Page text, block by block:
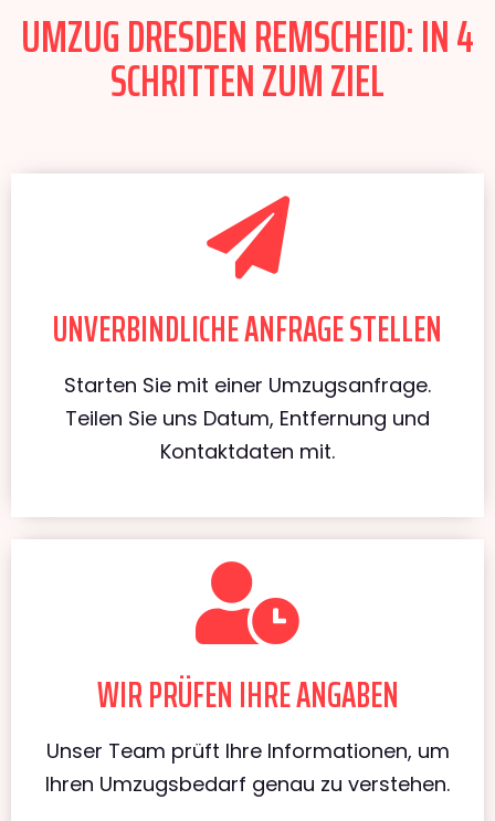
UMZUG DRESDEN REMSCHEID: IN 4
SCHRITTEN ZUM ZIEL
UNVERBINDLICHE ANFRAGE STELLEN
Starten Sie mit einer Umzugsanfrage.
Teilen Sie uns Datum, Entfernung und
Kontaktdaten mit.
WIR PRÜFEN IHRE ANGABEN
Unser Team prüft Ihre Informationen, um
Ihren Umzugsbedarf genau zu verstehen.